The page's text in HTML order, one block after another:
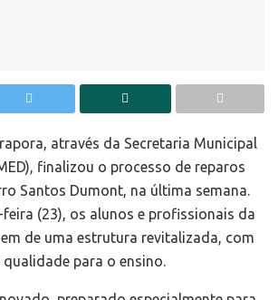
através da Secretaria Municipal
finalizou o processo de reparos
Santos Dumont, na última semana.
feira (23), os alunos e profissionais da
de uma estrutura revitalizada, com
qualidade para o ensino.